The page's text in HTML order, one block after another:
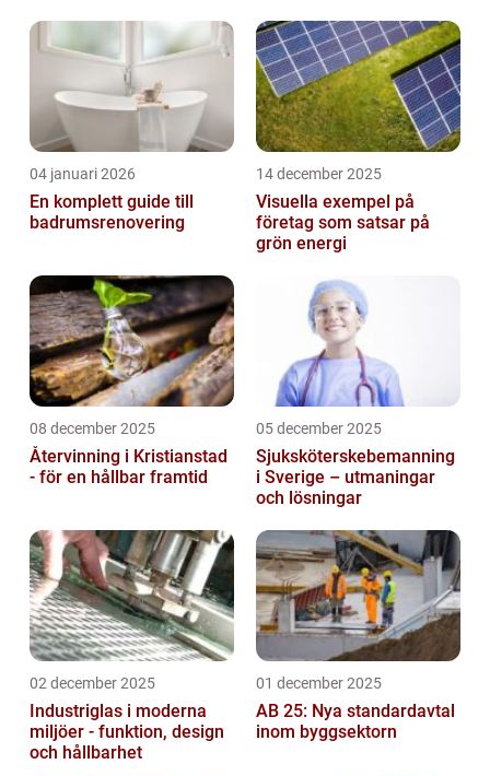
04 januari 2026
En komplett guide till
badrumsrenovering
14 december 2025
Visuella exempel på
företag som satsar på
grön energi
08 december 2025
Återvinning i Kristianstad
- för en hållbar framtid
05 december 2025
Sjuksköterskebemanning
i Sverige – utmaningar
och lösningar
02 december 2025
Industriglas i moderna
miljöer - funktion, design
och hållbarhet
01 december 2025
AB 25: Nya standardavtal
inom byggsektorn